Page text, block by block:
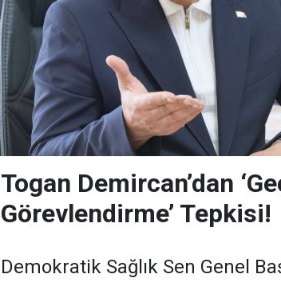
Togan Demircan’dan
Görevlendirme’ Tepkisi!
Demokratik Sağlık Sen Genel